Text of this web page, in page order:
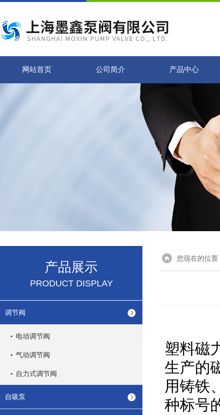
网站首页 公司简介 产品中心
产品展示
PRODUCT DISPLAY
调节阀
电动调节阀
气动调节阀
自力式调节阀
自吸泵
您现在的位置
塑料磁
生产的
用铸铁
种标号